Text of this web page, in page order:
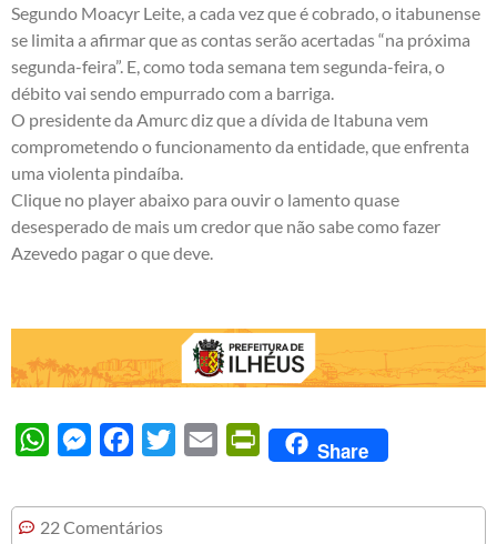
Segundo Moacyr Leite, a cada vez que é cobrado, o itabunense
se limita a afirmar que as contas serão acertadas “na próxima
segunda-feira”. E, como toda semana tem segunda-feira, o
débito vai sendo empurrado com a barriga.
O presidente da Amurc diz que a dívida de Itabuna vem
comprometendo o funcionamento da entidade, que enfrenta
uma violenta pindaíba.
Clique no player abaixo para ouvir o lamento quase
desesperado de mais um credor que não sabe como fazer
Azevedo pagar o que deve.
WhatsAppMessengerFacebook
Twitter Email PrintFriendly
Share
22 Comentários